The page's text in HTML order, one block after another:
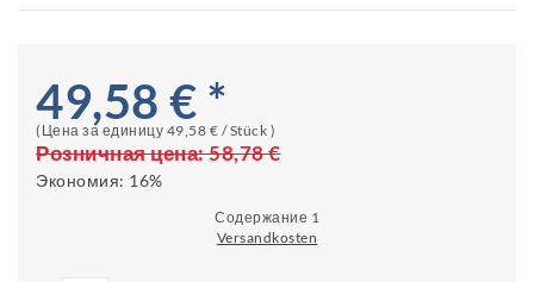
49,58 € *
(Цена за единицу 49,58 € / Stück )
Розничная цена:58,78 €
Экономия: 16%
Содержание 1
Versandkosten